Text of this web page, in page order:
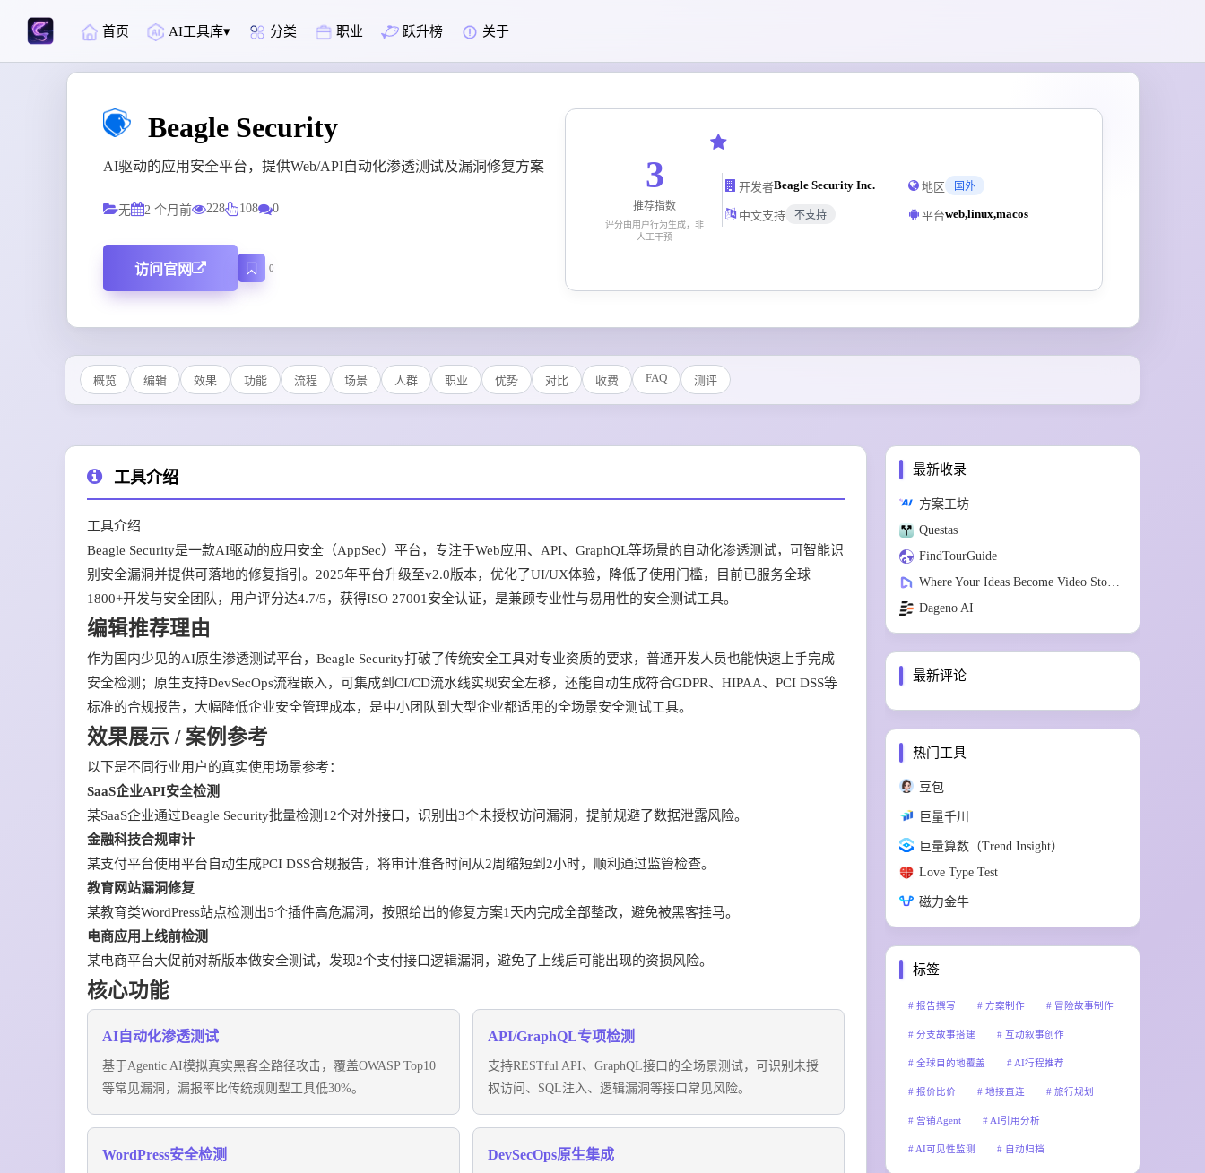
首页 AI工具库 分类 职业 跃升榜 关于
Beagle Security
AI驱动的应用安全平台，提供Web/API自动化渗透测试及漏洞修复方案
无 2 个月前 228 108 0
访问官网 0
3
推荐指数
评分由用户行为生成，非
人工干预
开发者Beagle Security Inc. 地区 国外
中文支持 不支持 平台web,linux,macos
概览 编辑 效果 功能 流程 场景 人群 职业 优势 对比 收费 FAQ 测评
工具介绍
工具介绍
Beagle Security是一款AI驱动的应用安全（AppSec）平台，专注于Web应用、API、GraphQL等场景的自动化渗透测试，可智能识
别安全漏洞并提供可落地的修复指引。2025年平台升级至v2.0版本，优化了UI/UX体验，降低了使用门槛，目前已服务全球
1800+开发与安全团队，用户评分达4.7/5，获得ISO 27001安全认证，是兼顾专业性与易用性的安全测试工具。
编辑推荐理由
作为国内少见的AI原生渗透测试平台，Beagle Security打破了传统安全工具对专业资质的要求，普通开发人员也能快速上手完成
安全检测；原生支持DevSecOps流程嵌入，可集成到CI/CD流水线实现安全左移，还能自动生成符合GDPR、HIPAA、PCI DSS等
标准的合规报告，大幅降低企业安全管理成本，是中小团队到大型企业都适用的全场景安全测试工具。
效果展示 / 案例参考
以下是不同行业用户的真实使用场景参考：
SaaS企业API安全检测
某SaaS企业通过Beagle Security批量检测12个对外接口，识别出3个未授权访问漏洞，提前规避了数据泄露风险。
金融科技合规审计
某支付平台使用平台自动生成PCI DSS合规报告，将审计准备时间从2周缩短到2小时，顺利通过监管检查。
教育网站漏洞修复
某教育类WordPress站点检测出5个插件高危漏洞，按照给出的修复方案1天内完成全部整改，避免被黑客挂马。
电商应用上线前检测
某电商平台大促前对新版本做安全测试，发现2个支付接口逻辑漏洞，避免了上线后可能出现的资损风险。
核心功能
AI自动化渗透测试
基于Agentic AI模拟真实黑客全路径攻击，覆盖OWASP Top10
等常见漏洞，漏报率比传统规则型工具低30%。
API/GraphQL专项检测
支持RESTful API、GraphQL接口的全场景测试，可识别未授
权访问、SQL注入、逻辑漏洞等接口常见风险。
WordPress安全检测 DevSecOps原生集成
最新收录
方案工坊
Questas
FindTourGuide
Where Your Ideas Become Video Stories
Dageno AI
最新评论
热门工具
豆包
巨量千川
巨量算数（Trend Insight）
Love Type Test
磁力金牛
标签
报告撰写 方案制作 冒险故事制作
分支故事搭建 互动叙事创作
全球目的地覆盖 AI行程推荐
报价比价 地接直连 旅行规划
营销Agent AI引用分析
AI可见性监测 自动归档